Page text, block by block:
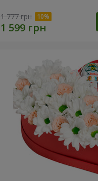
1 777 грн